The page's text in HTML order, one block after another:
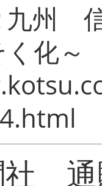
州 信
化～
社